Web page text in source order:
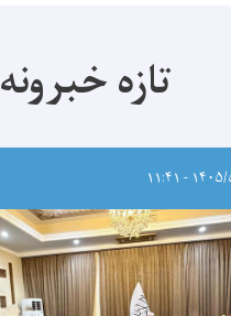
تازه خبرونه